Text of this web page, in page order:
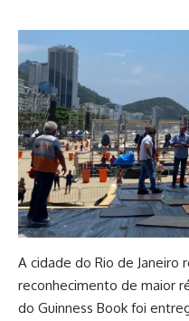
A cidade do Rio de Janeiro
reconhecimento de maior
do Guinness Book foi